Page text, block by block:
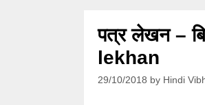
पत्र लेखन –
lekhan
29/10/2018 by Hindi